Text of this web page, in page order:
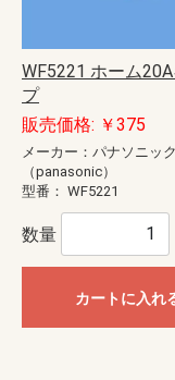
WF5221 ホーム
プ
販売価格: ￥375
メーカー：パナソニック
（panasonic）
型番： WF5221
数量
カートに入れ